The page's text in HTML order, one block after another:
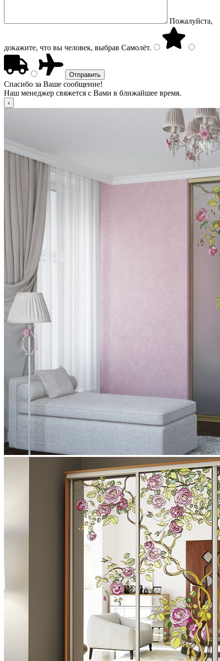
Пожалуйста,
докажите, что вы человек, выбрав Самолёт.
Спасибо за Ваше сообщение!
Наш менеджер свяжется с Вами в ближайшее время.